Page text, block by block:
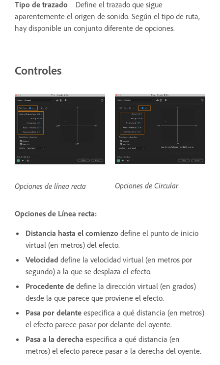
Tipo de trazado
Define el trazado que sigue
aparentemente el origen de sonido. Según el tipo de ruta,
hay disponible un conjunto diferente de opciones.
Controles
Opciones de línea recta Opciones de Circular
Opciones de Línea recta:
Distancia hasta el comienzo define el punto de inicio
virtual (en metros) del efecto.
Velocidad define la velocidad virtual (en metros por
segundo) a la que se desplaza el efecto.
Procedente de define la dirección virtual (en grados)
desde la que parece que proviene el efecto.
Pasa por delante especifica a qué distancia (en metros)
el efecto parece pasar por delante del oyente.
Pasa a la derecha especifica a qué distancia (en
metros) el efecto parece pasar a la derecha del oyente.